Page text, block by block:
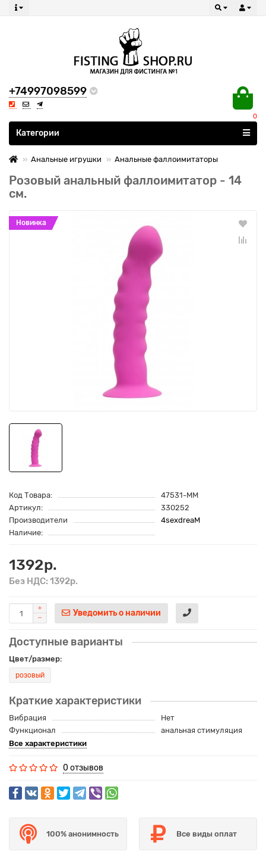
+74997098599
0
Все категории
Категории
Анальные игрушки Анальные фаллоимитаторы
Розовый анальный фаллоимитатор - 14
см.
Новинка
Код Товара:
47531-MM
Артикул:
330252
Производители
4sexdreaM
Наличие:
1392р.
Без НДС: 1392р.
Уведомить о наличии
Доступные варианты
Цвет/размер:
розовый
Краткие характеристики
Вибрация
Нет
Функционал
анальная стимуляция
Все характеристики
0 отзывов
100% анонимность Все виды оплат